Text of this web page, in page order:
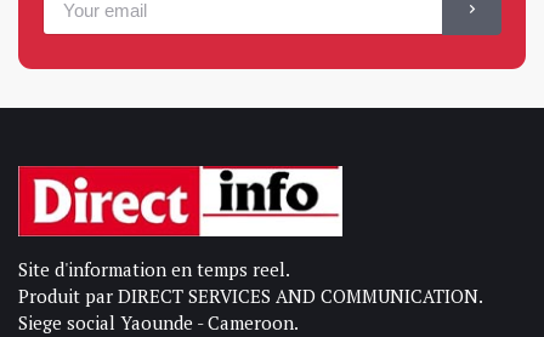
Site d'information en temps reel.
Produit par DIRECT SERVICES AND COMMUNICATION.
Siege social Yaounde - Cameroon.